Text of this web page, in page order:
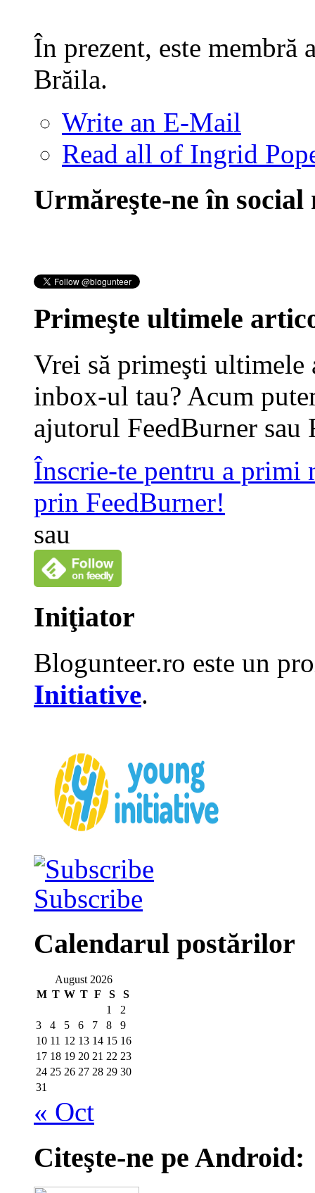
În prezent, este membră
Brăila.
Write an E-Mail
Read all of Ingrid
Urmăreşte-ne în social
Primeşte ultimele
Vrei să primeşti
inbox-ul tau? Acum
ajutorul FeedBurner sau
Înscrie-te pentru a primi
prin FeedBurner!
sau
Iniţiator
Blogunteer.ro este un
Initiative.
Subscribe
Calendarul postărilor
August 2026
M T W T F S
S
1
2
3
4 5 6 7 8
9
10 11 12 13 14 15 16
17 18 19 20 21 22 23
24 25 26 27 28 29 30
31
« Oct
Citeşte-ne pe Android: